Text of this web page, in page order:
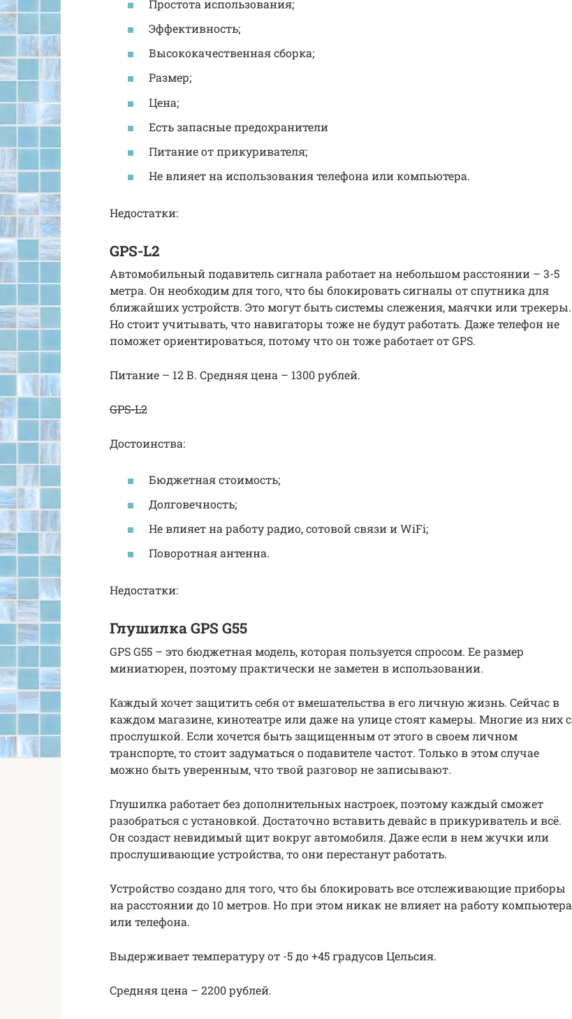
Простота использования;
Эффективность;
Высококачественная сборка;
Размер;
Цена;
Есть запасные предохранители
Питание от прикуривателя;
Не влияет на использования телефона или компьютера.
Недостатки:
GPS-L2
Автомобильный подавитель сигнала работает на небольшом расстоянии – 3-5
метра. Он необходим для того, что бы блокировать сигналы от спутника для
ближайших устройств. Это могут быть системы слежения, маячки или трекеры.
Но стоит учитывать, что навигаторы тоже не будут работать. Даже телефон не
поможет ориентироваться, потому что он тоже работает от GPS.
Питание – 12 В. Средняя цена – 1300 рублей.
GPS-L2
Достоинства:
Бюджетная стоимость;
Долговечность;
Не влияет на работу радио, сотовой связи и WiFi;
Поворотная антенна.
Недостатки:
Глушилка GPS G55
GPS G55 – это бюджетная модель, которая пользуется спросом. Ее размер
миниатюрен, поэтому практически не заметен в использовании.
Каждый хочет защитить себя от вмешательства в его личную жизнь. Сейчас в
каждом магазине, кинотеатре или даже на улице стоят камеры. Многие из них с
прослушкой. Если хочется быть защищенным от этого в своем личном
транспорте, то стоит задуматься о подавителе частот. Только в этом случае
можно быть уверенным, что твой разговор не записывают.
Глушилка работает без дополнительных настроек, поэтому каждый сможет
разобраться с установкой. Достаточно вставить девайс в прикуриватель и всё.
Он создаст невидимый щит вокруг автомобиля. Даже если в нем жучки или
прослушивающие устройства, то они перестанут работать.
Устройство создано для того, что бы блокировать все отслеживающие приборы
на расстоянии до 10 метров. Но при этом никак не влияет на работу компьютера
или телефона.
Выдерживает температуру от -5 до +45 градусов Цельсия.
Средняя цена – 2200 рублей.